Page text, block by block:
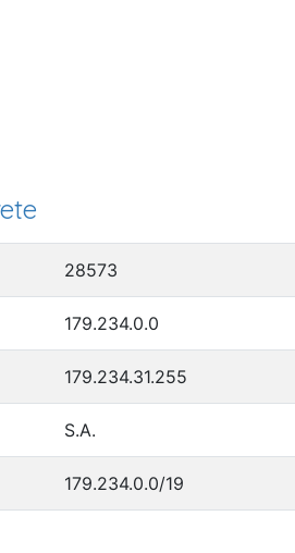
28573
179.234.0.0
179.234.31.255
S.A.
179.234.0.0/19